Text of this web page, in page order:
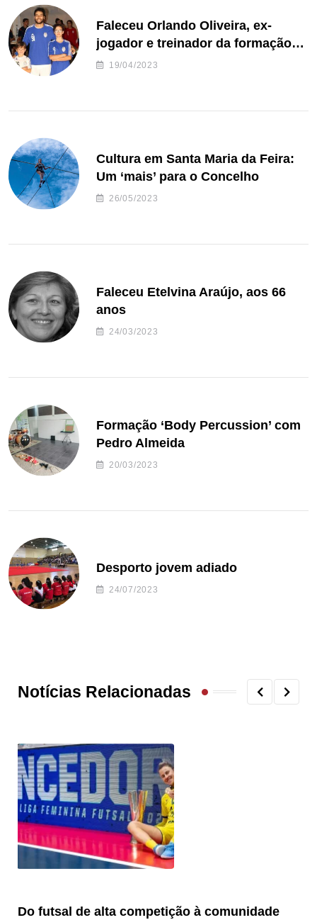
Faleceu Orlando Oliveira, ex-
jogador e treinador da formação
de andebol do Feirense
19/04/2023
Cultura em Santa Maria da Feira:
Um ‘mais’ para o Concelho
26/05/2023
Faleceu Etelvina Araújo, aos 66
anos
24/03/2023
Formação ‘Body Percussion’ com
Pedro Almeida
20/03/2023
Desporto jovem adiado
24/07/2023
Notícias Relacionadas
Do futsal de alta competição à comunidade